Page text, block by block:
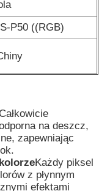
P50 ((RGB)
Całkowicie
na deszcz,
zapewniając
Każdy piksel
z płynnym
efektami